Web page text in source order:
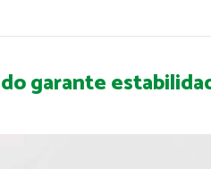
garante